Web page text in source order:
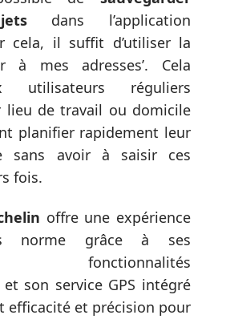
dans l’application
cela, il suffit d’utiliser la
à mes adresses’. Cela
utilisateurs réguliers
lieu de travail ou domicile
planifier rapidement leur
sans avoir à saisir ces
fois.
offre une expérience
norme grâce à ses
fonctionnalités
son service GPS intégré
efficacité et précision pour